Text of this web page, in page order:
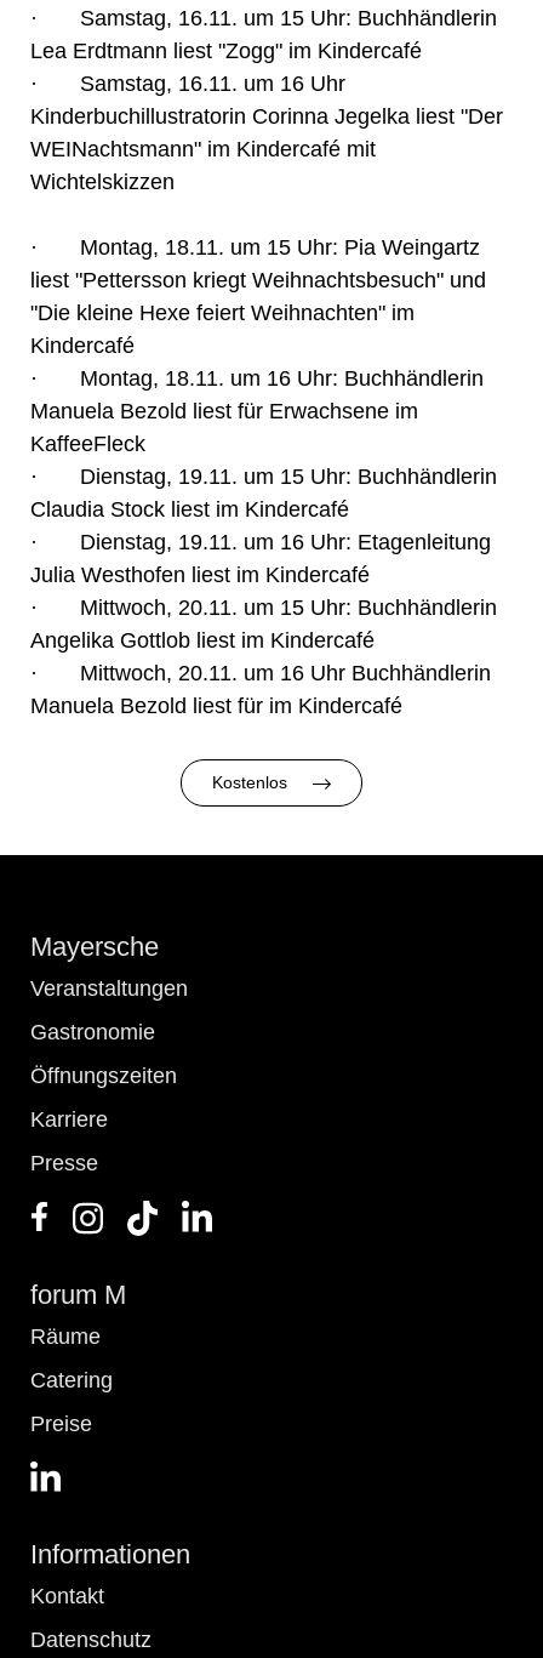
· Samstag, 16.11. um 15 Uhr: Buchhändlerin
Lea Erdtmann liest "Zogg" im Kindercafé
· Samstag, 16.11. um 16 Uhr
Kinderbuchillustratorin Corinna Jegelka liest "Der
WEINachtsmann" im Kindercafé mit
Wichtelskizzen
· Montag, 18.11. um 15 Uhr: Pia Weingartz
liest "Pettersson kriegt Weihnachtsbesuch" und
"Die kleine Hexe feiert Weihnachten" im
Kindercafé
· Montag, 18.11. um 16 Uhr: Buchhändlerin
Manuela Bezold liest für Erwachsene im
KaffeeFleck
· Dienstag, 19.11. um 15 Uhr: Buchhändlerin
Claudia Stock liest im Kindercafé
· Dienstag, 19.11. um 16 Uhr: Etagenleitung
Julia Westhofen liest im Kindercafé
· Mittwoch, 20.11. um 15 Uhr: Buchhändlerin
Angelika Gottlob liest im Kindercafé
· Mittwoch, 20.11. um 16 Uhr Buchhändlerin
Manuela Bezold liest für im Kindercafé
Kostenlos
Mayersche
Veranstaltungen
Gastronomie
Öffnungszeiten
Karriere
Presse
forum M
Räume
Catering
Preise
Informationen
Kontakt
Datenschutz